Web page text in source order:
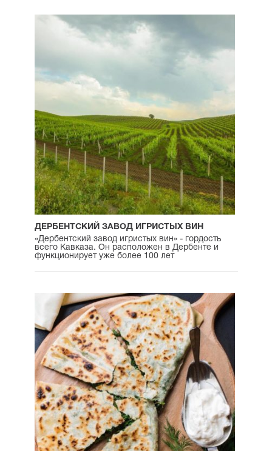
ДЕРБЕНТСКИЙ ЗАВОД ИГРИСТЫХ ВИН
«Дербентский завод игристых вин» - гордость
всего Кавказа. Он расположен в Дербенте и
функционирует уже более 100 лет